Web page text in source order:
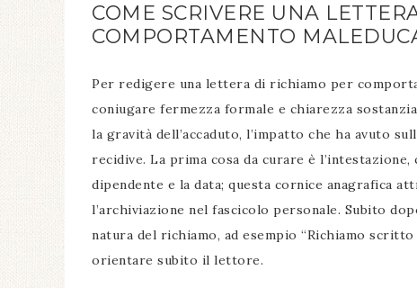
COME SCRIVERE UNA
COMPORTAMENTO
Per redigere una lettera di richiamo per
coniugare fermezza formale e chiarezza
la gravità dell’accaduto, l’impatto che ha avuto
recidive. La prima cosa da curare è
dipendente e la data; questa cornice anagrafica
l’archiviazione nel fascicolo personale. Subito
natura del richiamo, ad esempio “Richiamo
orientare subito il lettore.